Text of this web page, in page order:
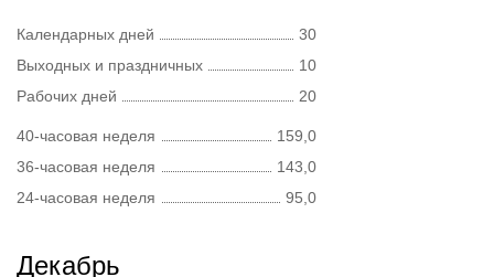
Календарных дней
30
Выходных и праздничных
10
Рабочих дней
20
40-часовая неделя
159,0
36-часовая неделя
143,0
24-часовая неделя
95,0
Декабрь